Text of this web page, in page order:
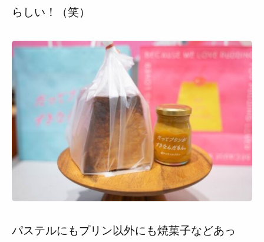
らしい！（笑）
パステルにもプリン以外にも焼菓子などあっ